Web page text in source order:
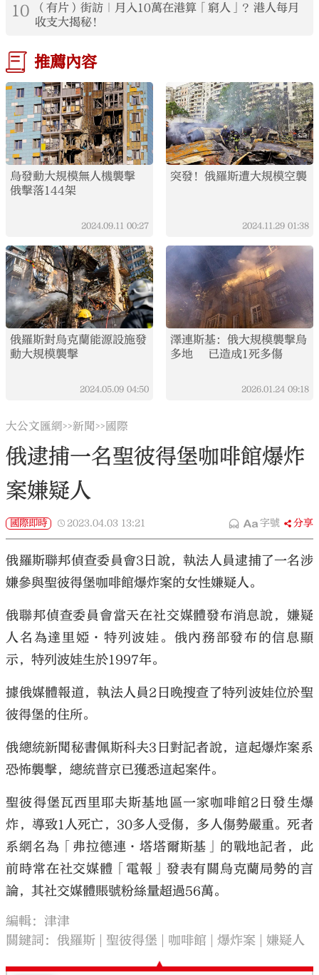
10
（有片）街訪｜月入10萬在港算「窮人」？港人每月
收支大揭秘！
推薦內容
烏發動大規模無人機襲擊
俄擊落144架
2024.09.11 00:27
突發！俄羅斯遭大規模空襲
2024.11.29 01:38
俄羅斯對烏克蘭能源設施發
動大規模襲擊
2024.05.09 04:50
澤連斯基：俄大規模襲擊烏
多地 已造成1死多傷
2026.01.24 09:18
大公文匯網>>新聞>> 國際
俄逮捕一名聖彼得堡咖啡館爆炸
案嫌疑人
國際即時 2023.04.03 13:21 字號 分享
俄羅斯聯邦偵查委員會3日說，執法人員逮捕了一名涉
嫌參與聖彼得堡咖啡館爆炸案的女性嫌疑人。
俄聯邦偵查委員會當天在社交媒體發布消息說，嫌疑
人名為達里婭·特列波娃。俄內務部發布的信息顯
示，特列波娃生於1997年。
據俄媒體報道，執法人員2日晚搜查了特列波娃位於聖
彼得堡的住所。
俄總統新聞秘書佩斯科夫3日對記者說，這起爆炸案系
恐怖襲擊，總統普京已獲悉這起案件。
聖彼得堡瓦西里耶夫斯基地區一家咖啡館2日發生爆
炸，導致1人死亡，30多人受傷，多人傷勢嚴重。死者
系網名為「弗拉德連·塔塔爾斯基」的戰地記者，此
前時常在社交媒體「電報」發表有關烏克蘭局勢的言
論，其社交媒體賬號粉絲量超過56萬。
編輯：津津
關鍵詞：俄羅斯 聖彼得堡 咖啡館 爆炸案 嫌疑人